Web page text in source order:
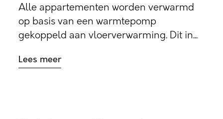
Alle appartementen worden verwarmd
op basis van een warmtepomp
gekoppeld aan vloerverwarming. Dit in...
Lees meer